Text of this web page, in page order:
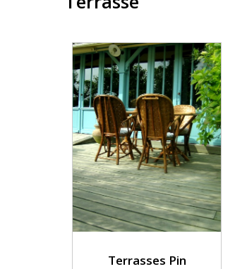
Terrasses Pin